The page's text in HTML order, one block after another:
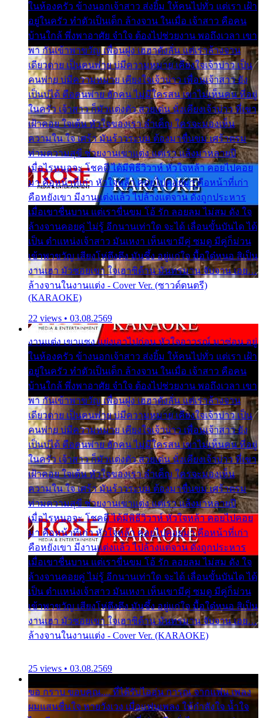
ในห้องครัว ข้างนอกเจ้าสาว ส่งยิ้ม ให้คนไปทั่ว แต่เรา เฝ้า
อยู่ในครัว ทำตัวเป็นเด็ก ล้างจาน ในเมื่อ เจ้าสาว คือคน
บ้านใกล้ พึ่งพาอาศัย จำใจ ต้องไปช่วยงาน พอถึงเวลา เขา
พา กันเข้าพาขวัญ เพื่อนฝูง เฮฮาดังลั่น แต่เราล้างจาน
เดียวดาย เป็นคนพ่าย บ่มีความหมาย เคียงใจเจ้าบ่าว เป็น
คนพ่าย บ่มีความหมาย เคียงใจเจ้าบ่าว เพื่อนเจ้าสาว ยัง
เป็นบ่ได้ คือคนพ่าย ฮักคน ไม่มีใครสน เขาไม่เห็นคน ที่อยู่
ในครัว เจ้าสาว ก็มัวแต่งตัว สวยเด่น นั่งเคียงเจ้าบ่าว ที่เขา
เฝ้าคอย ใจเต้น หัวใจของเรา ลำเค็ญ ใครจะมองเห็น
ความใน ใจ เศร้า มันร้าวระบม ต้องมาขื่นขม เศร้าตรม
ท่ามความสุขี ช่วยงานเขาแต่ง แต่เรา แล้งมาหลายปี
เมื่อไรหนอจะ โชคดี ได้มีพิธีวิวาห์ หัวใจหล้า คอยไปคอย
มา คือหน้าที่เก่า หัวใจหล้า คอยไปคอยมา คือหน้าที่เก่า
คือหยังเขา มีงานแต่งแล้ว ไปล้างแต่จาน ดั่งถูกประหาร
เมื่อเขาชื่นบาน แต่เราขื่นขม โอ้ รัก ลอยลม ไม่สม ดัง ใจ
ล้างจานคอยคู่ ไม่รู้ อีกนานเท่าใด จะได้ เลื่อนขั้นบันได ได้
เป็น ตำแหน่งเจ้าสาว มันเหงา เห็นเขามีคู่ ซมดู มีคู่ก็ม่วน
เข้าพาขวัญ เสียงโห่ตึงตึง มันซึ้ง อยู่แก่ใจ มื้อใด๋หนอ สิเป็น
งานเฮา มัวซอยเขา ใจเฮาซิด้าน มันทรมาน จับจาน เอย…
ล้างจานในงานแต่ง - Cover Ver. (ซาวด์ดนตรี)
(KARAOKE)
22 views • 03.08.2569
งานแต่ง เขาแซง แย่งเอาไปก่อน หัวใจอาวรณ์ มาซ่อน อยู่
ในห้องครัว ข้างนอกเจ้าสาว ส่งยิ้ม ให้คนไปทั่ว แต่เรา เฝ้า
อยู่ในครัว ทำตัวเป็นเด็ก ล้างจาน ในเมื่อ เจ้าสาว คือคน
บ้านใกล้ พึ่งพาอาศัย จำใจ ต้องไปช่วยงาน พอถึงเวลา เขา
พา กันเข้าพาขวัญ เพื่อนฝูง เฮฮาดังลั่น แต่เราล้างจาน
เดียวดาย เป็นคนพ่าย บ่มีความหมาย เคียงใจเจ้าบ่าว เป็น
คนพ่าย บ่มีความหมาย เคียงใจเจ้าบ่าว เพื่อนเจ้าสาว ยัง
เป็นบ่ได้ คือคนพ่าย ฮักคน ไม่มีใครสน เขาไม่เห็นคน ที่อยู่
ในครัว เจ้าสาว ก็มัวแต่งตัว สวยเด่น นั่งเคียงเจ้าบ่าว ที่เขา
เฝ้าคอย ใจเต้น หัวใจของเรา ลำเค็ญ ใครจะมองเห็น
ความใน ใจ เศร้า มันร้าวระบม ต้องมาขื่นขม เศร้าตรม
ท่ามความสุขี ช่วยงานเขาแต่ง แต่เรา แล้งมาหลายปี
เมื่อไรหนอจะ โชคดี ได้มีพิธีวิวาห์ หัวใจหล้า คอยไปคอย
มา คือหน้าที่เก่า หัวใจหล้า คอยไปคอยมา คือหน้าที่เก่า
คือหยังเขา มีงานแต่งแล้ว ไปล้างแต่จาน ดั่งถูกประหาร
เมื่อเขาชื่นบาน แต่เราขื่นขม โอ้ รัก ลอยลม ไม่สม ดัง ใจ
ล้างจานคอยคู่ ไม่รู้ อีกนานเท่าใด จะได้ เลื่อนขั้นบันได ได้
เป็น ตำแหน่งเจ้าสาว มันเหงา เห็นเขามีคู่ ซมดู มีคู่ก็ม่วน
เข้าพาขวัญ เสียงโห่ตึงตึง มันซึ้ง อยู่แก่ใจ มื้อใด๋หนอ สิเป็น
งานเฮา มัวซอยเขา ใจเฮาซิด้าน มันทรมาน จับจาน เอย…
ล้างจานในงานแต่ง - Cover Ver. (KARAOKE)
25 views • 03.08.2569
ขอ กราบ ขอบคุณ.... ที่ได้รับไออุ่น การุณ จากแฟน เพลง
ผมแสนชื่นใจ หายวังเวง เมื่อแฟนเพลง ให้กำลังใจ น้ำใจ